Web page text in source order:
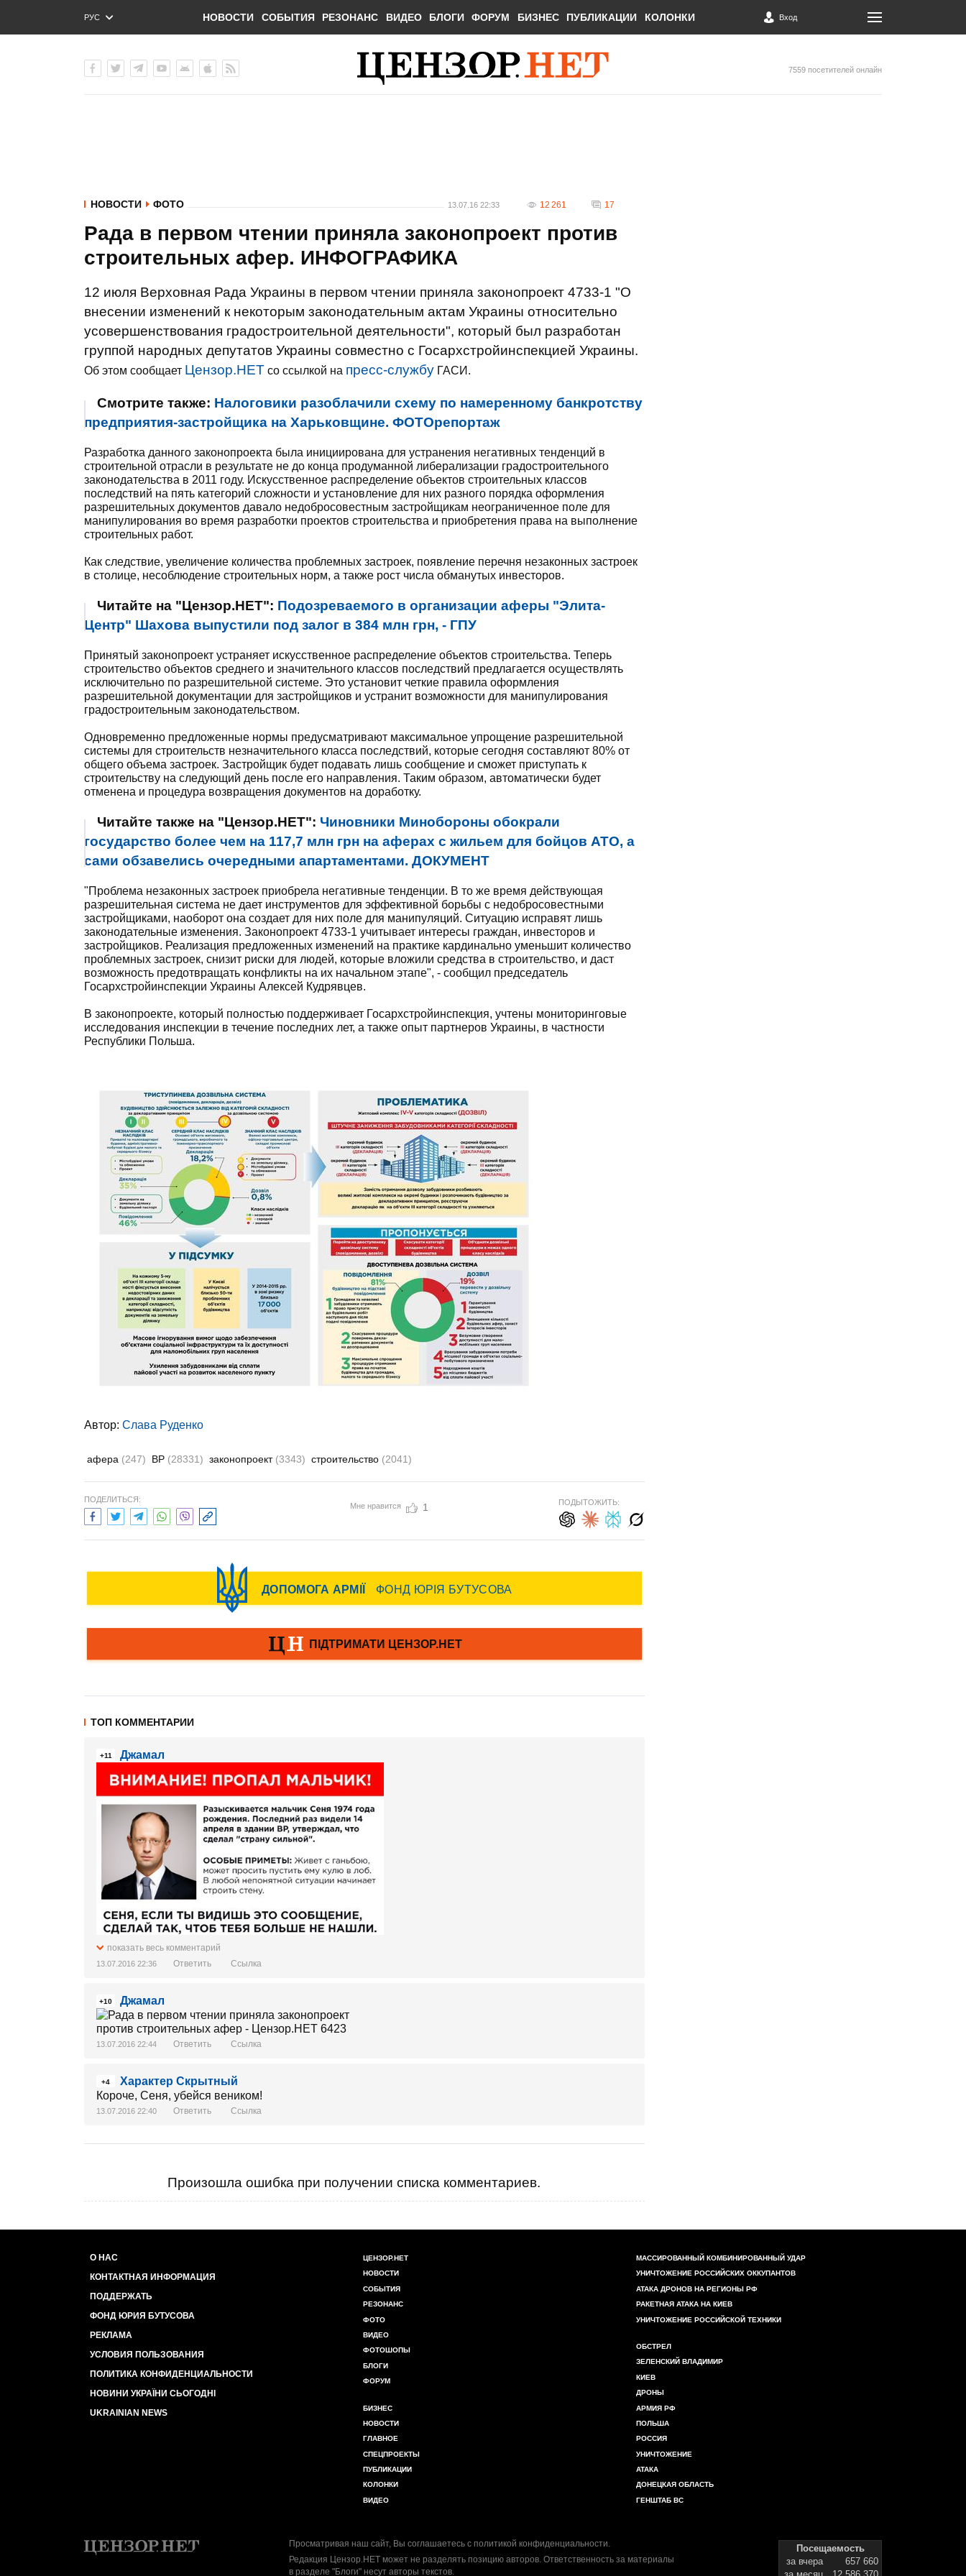
РУС
ENG
НОВОСТИ СОБЫТИЯ РЕЗОНАНС ВИДЕО БЛОГИ ФОРУМ БИЗНЕС ПУБЛИКАЦИИ КОЛОНКИ Вход
7559 посетителей онлайн
НОВОСТИ ФОТО 13.07.16 22:33 12 261 17
Рада в первом чтении приняла законопроект против
строительных афер. ИНФОГРАФИКА
12 июля Верховная Рада Украины в первом чтении приняла законопроект 4733-1 "О
внесении изменений к некоторым законодательным актам Украины относительно
усовершенствования градостроительной деятельности", который был разработан
группой народных депутатов Украины совместно с Госархстройинспекцией Украины.
Об этом сообщает Цензор.НЕТ со ссылкой на пресс-службу ГАСИ.
Смотрите также: Налоговики разоблачили схему по намеренному банкротству
предприятия-застройщика на Харьковщине. ФОТОрепортаж
Разработка данного законопроекта была инициирована для устранения негативных тенденций в
строительной отрасли в результате не до конца продуманной либерализации градостроительного
законодательства в 2011 году. Искусственное распределение объектов строительных классов
последствий на пять категорий сложности и установление для них разного порядка оформления
разрешительных документов давало недобросовестным застройщикам неограниченное поле для
манипулирования во время разработки проектов строительства и приобретения права на выполнение
строительных работ.
Как следствие, увеличение количества проблемных застроек, появление перечня незаконных застроек
в столице, несоблюдение строительных норм, а также рост числа обманутых инвесторов.
Читайте на "Цензор.НЕТ": Подозреваемого в организации аферы "Элита-
Центр" Шахова выпустили под залог в 384 млн грн, - ГПУ
Принятый законопроект устраняет искусственное распределение объектов строительства. Теперь
строительство объектов среднего и значительного классов последствий предлагается осуществлять
исключительно по разрешительной системе. Это установит четкие правила оформления
разрешительной документации для застройщиков и устранит возможности для манипулирования
градостроительным законодательством.
Одновременно предложенные нормы предусматривают максимальное упрощение разрешительной
системы для строительств незначительного класса последствий, которые сегодня составляют 80% от
общего объема застроек. Застройщик будет подавать лишь сообщение и сможет приступать к
строительству на следующий день после его направления. Таким образом, автоматически будет
отменена и процедура возвращения документов на доработку.
Читайте также на "Цензор.НЕТ": Чиновники Минобороны обокрали
государство более чем на 117,7 млн грн на аферах с жильем для бойцов АТО, а
сами обзавелись очередными апартаментами. ДОКУМЕНТ
"Проблема незаконных застроек приобрела негативные тенденции. В то же время действующая
разрешительная система не дает инструментов для эффективной борьбы с недобросовестными
застройщиками, наоборот она создает для них поле для манипуляций. Ситуацию исправят лишь
законодательные изменения. Законопроект 4733-1 учитывает интересы граждан, инвесторов и
застройщиков. Реализация предложенных изменений на практике кардинально уменьшит количество
проблемных застроек, снизит риски для людей, которые вложили средства в строительство, и даст
возможность предотвращать конфликты на их начальном этапе", - сообщил председатель
Госархстройинспекции Украины Алексей Кудрявцев.
В законопроекте, который полностью поддерживает Госархстройинспекция, учтены мониторинговые
исследования инспекции в течение последних лет, а также опыт партнеров Украины, в частности
Республики Польша.
Автор: Слава Руденко
афера (247) ВР (28331) законопроект (3343) строительство (2041)
ПОДЕЛИТЬСЯ:
Мне нравится 1 ПОДЫТОЖИТЬ:
ТОП КОММЕНТАРИИ
+11 Джамал
показать весь комментарий
13.07.2016 22:36 Ответить Ссылка
+10 Джамал
13.07.2016 22:44 Ответить Ссылка
+4
Характер Скрытный
Короче, Сеня, убейся веником!
13.07.2016 22:40 Ответить Ссылка
Произошла ошибка при получении списка комментариев.
О НАС
КОНТАКТНАЯ ИНФОРМАЦИЯ
ПОДДЕРЖАТЬ
ФОНД ЮРИЯ БУТУСОВА
РЕКЛАМА
УСЛОВИЯ ПОЛЬЗОВАНИЯ
ПОЛИТИКА КОНФИДЕНЦИАЛЬНОСТИ
НОВИНИ УКРАЇНИ СЬОГОДНІ
UKRAINIAN NEWS
ЦЕНЗОР.НЕТ
НОВОСТИ
СОБЫТИЯ
РЕЗОНАНС
ФОТО
ВИДЕО
ФОТОШОПЫ
БЛОГИ
ФОРУМ
БИЗНЕС
НОВОСТИ
ГЛАВНОЕ
СПЕЦПРОЕКТЫ
ПУБЛИКАЦИИ
КОЛОНКИ
ВИДЕО
МАССИРОВАННЫЙ КОМБИНИРОВАННЫЙ УДАР
УНИЧТОЖЕНИЕ РОССИЙСКИХ ОККУПАНТОВ
АТАКА ДРОНОВ НА РЕГИОНЫ РФ
РАКЕТНАЯ АТАКА НА КИЕВ
УНИЧТОЖЕНИЕ РОССИЙСКОЙ ТЕХНИКИ
ОБСТРЕЛ
ЗЕЛЕНСКИЙ ВЛАДИМИР
КИЕВ
ДРОНЫ
АРМИЯ РФ
ПОЛЬША
РОССИЯ
УНИЧТОЖЕНИЕ
АТАКА
ДОНЕЦКАЯ ОБЛАСТЬ
ГЕНШТАБ ВС
Просматривая наш сайт, Вы соглашаетесь с политикой конфиденциальности.
Редакция Цензор.НЕТ может не разделять позицию авторов. Ответственность за материалы
в разделе "Блоги" несут авторы текстов.
Посещаемость
за вчера
657 660